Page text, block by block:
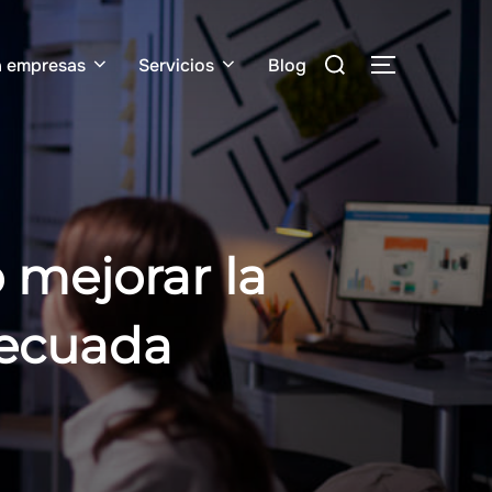
empresas Servicios Blog
Buscar:
ALTERNAR
mejorar la